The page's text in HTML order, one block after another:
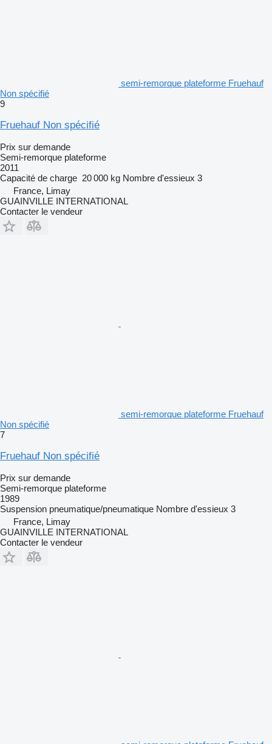
semi-remorque plateforme Fruehauf
Non spécifié
9
Fruehauf Non spécifié
Prix sur demande
Semi-remorque plateforme
2011
Capacité de charge 20 000 kg Nombre d'essieux 3
France, Limay
GUAINVILLE INTERNATIONAL
Contacter le vendeur
semi-remorque plateforme Fruehauf
Non spécifié
7
Fruehauf Non spécifié
Prix sur demande
Semi-remorque plateforme
1989
Suspension pneumatique/pneumatique Nombre d'essieux 3
France, Limay
GUAINVILLE INTERNATIONAL
Contacter le vendeur